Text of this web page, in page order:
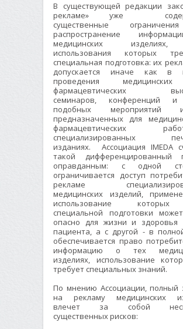
В существующей редакции
рекламе» уже
существенные
распространение
медицинских
использования которых
специальная подготовка: их
допускается иначе как в
проведения
фармацевтических
семинаров, конференций
подобных
предназначенных для
фармацевтических
специализированных
изданиях. Ассоциация IMEDA
такой дифференцированный
оправданным: с одной
ограничивается доступ
рекламе
медицинских изделий,
использование
специальной подготовки
опасно для жизни и здоровья
пациента, а с другой - в
обеспечивается право
информацию о тех
изделиях, использование
требует специальных знаний.
По мнению Ассоциации, полный
на рекламу медицинских
влечет за собой
существенных рисков: